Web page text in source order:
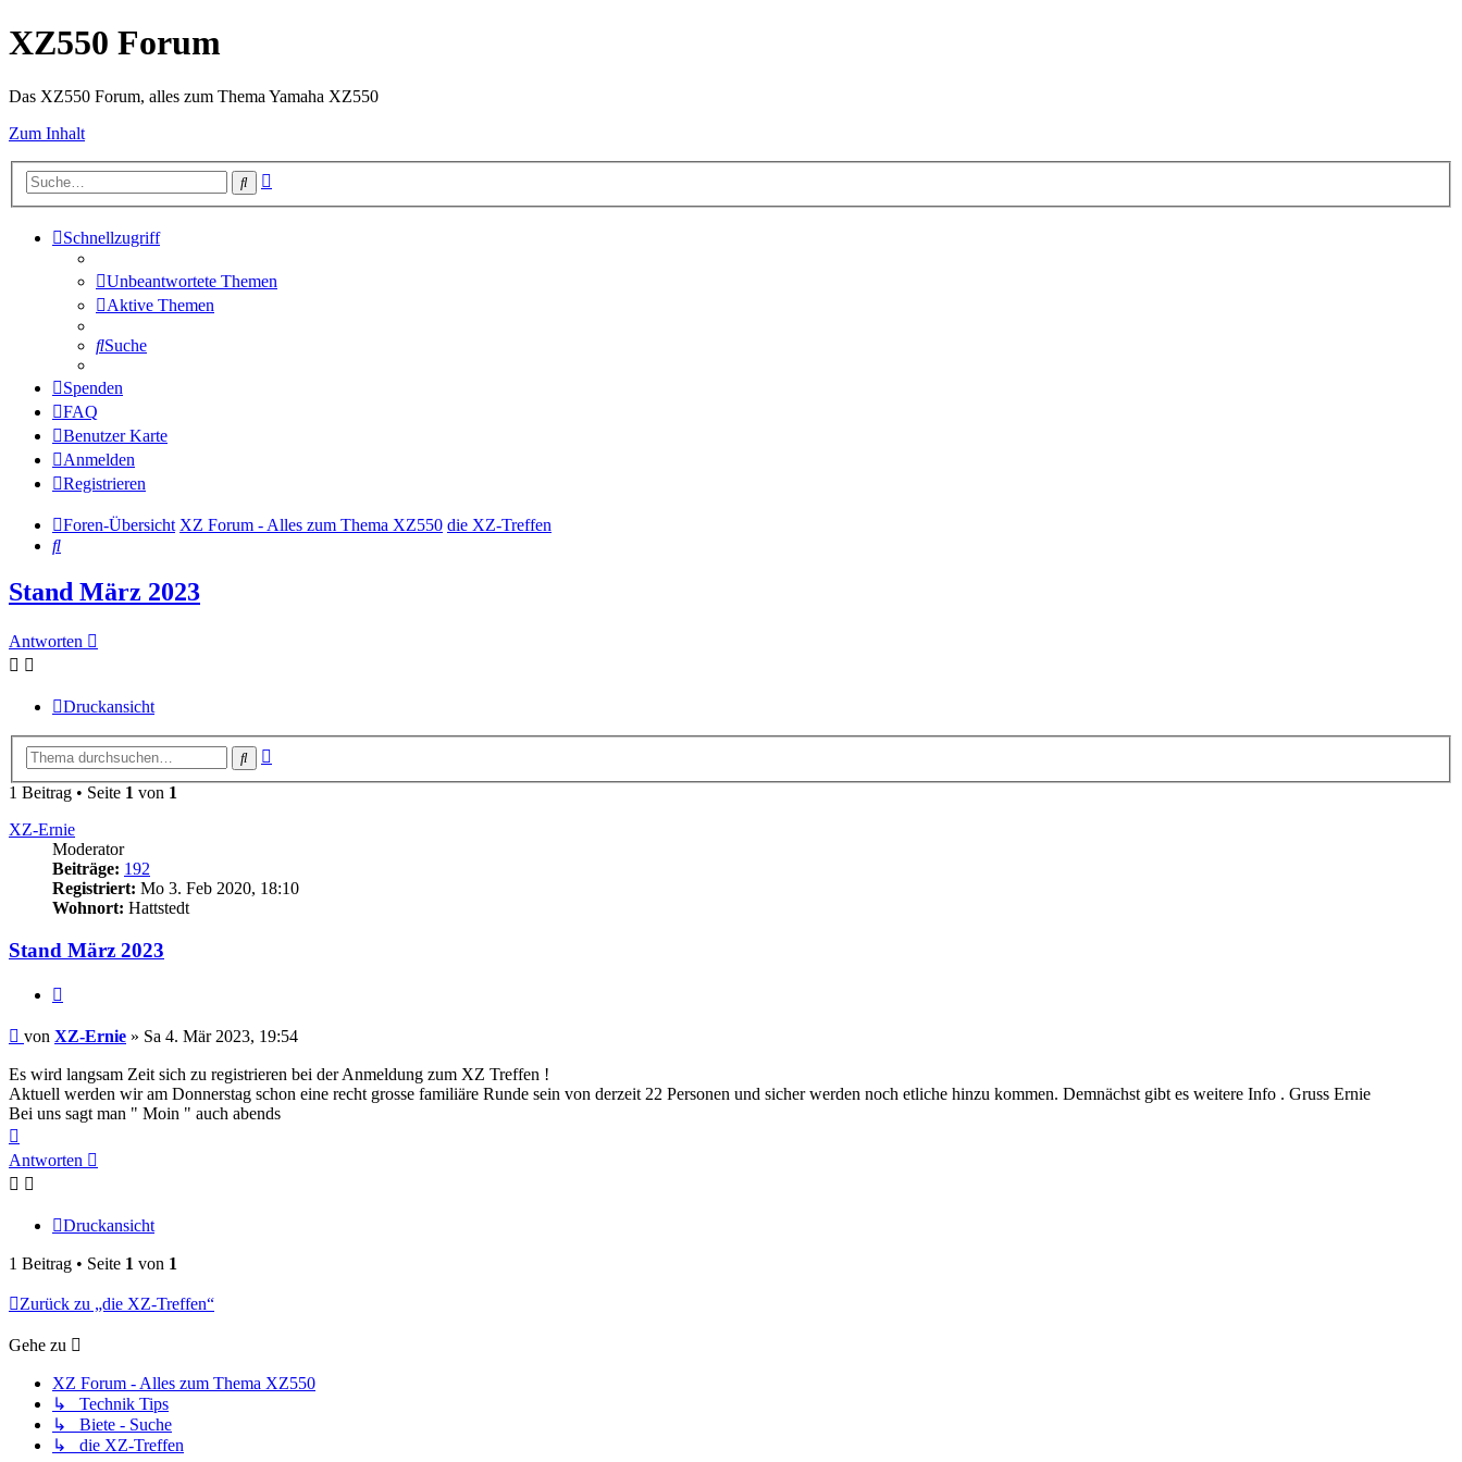
XZ550 Forum
Das XZ550 Forum, alles zum Thema Yamaha XZ550
Zum Inhalt
Suche
Schnellzugriff
Unbeantwortete Themen
Aktive Themen
Suche
Spenden
FAQ
Benutzer Karte
Anmelden
Registrieren
Foren-Übersicht XZ Forum - Alles zum Thema XZ550 die XZ-Treffen
Suche
Stand März 2023
Antworten
Druckansicht
Suche
1 Beitrag • Seite 1 von 1
XZ-Ernie
Moderator
Beiträge: 192
Registriert: Mo 3. Feb 2020, 18:10
Wohnort: Hattstedt
Stand März 2023
Beitrag
von XZ-Ernie » Sa 4. Mär 2023, 19:54
Es wird langsam Zeit sich zu registrieren bei der Anmeldung zum XZ Treffen !
Aktuell werden wir am Donnerstag schon eine recht grosse familiäre Runde sein von derzeit 22 Personen und sicher werden noch etliche hinzu kommen. Demnächst gibt es weitere Info . Gruss Ernie
Bei uns sagt man " Moin " auch abends
oben
Antworten
Druckansicht
1 Beitrag • Seite 1 von 1
Zurück zu „die XZ-Treffen“
Gehe zu
XZ Forum - Alles zum Thema XZ550
↳ Technik Tips
↳ Biete - Suche
↳ die XZ-Treffen